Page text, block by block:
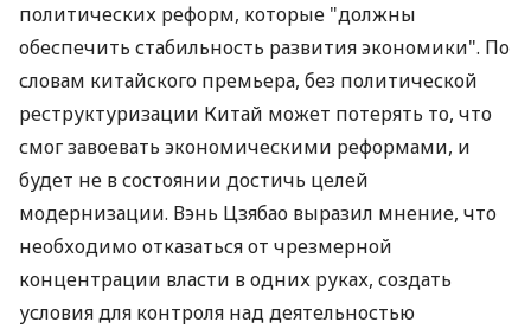
политических реформ, которые "должны
обеспечить стабильность развития экономики". По
словам китайского премьера, без политической
реструктуризации Китай может потерять то, что
смог завоевать экономическими реформами, и
будет не в состоянии достичь целей
модернизации. Вэнь Цзябао выразил мнение, что
необходимо отказаться от чрезмерной
концентрации власти в одних руках, создать
условия для контроля над деятельностью